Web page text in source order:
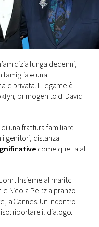
lunga decenni,
famiglia e una
e privata. Il legame è
primogenito di David
una frattura familiare
genitori, distanza
come quella al
Insieme al marito
e Nicola Peltz a pranzo
a Cannes. Un incontro
riportare il dialogo.